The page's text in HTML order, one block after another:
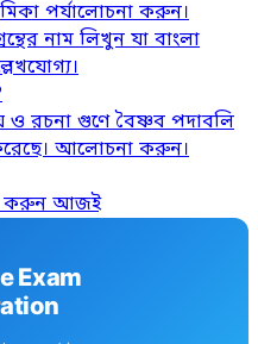
পর্যালোচনা করুন।
নাম লিখুন যা বাংলা
ও রচনা গুণে বৈষ্ণব পদাবলি
আলোচনা করুন।
করুন আজই
Exam